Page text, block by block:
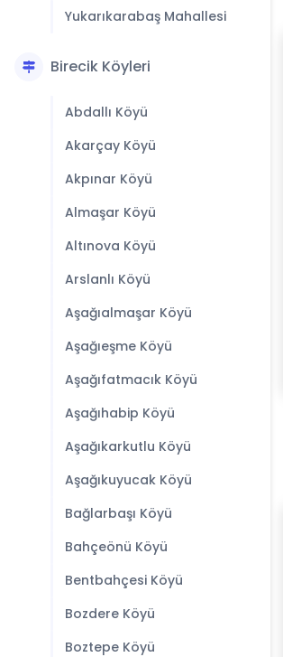
Yukarıkarabaş Mahallesi
Birecik Köyleri
Abdallı Köyü
Akarçay Köyü
Akpınar Köyü
Almaşar Köyü
Altınova Köyü
Arslanlı Köyü
Aşağıalmaşar Köyü
Aşağıeşme Köyü
Aşağıfatmacık Köyü
Aşağıhabip Köyü
Aşağıkarkutlu Köyü
Aşağıkuyucak Köyü
Bağlarbaşı Köyü
Bahçeönü Köyü
Bentbahçesi Köyü
Bozdere Köyü
Boztepe Köyü